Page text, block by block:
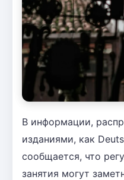
В информации,
изданиями, как
сообщается, что
занятия могут